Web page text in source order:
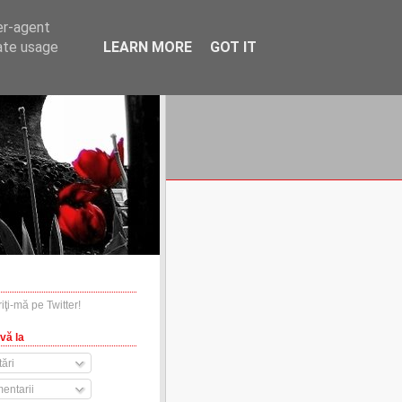
la
agent
usage
LEARN MORE GOT IT